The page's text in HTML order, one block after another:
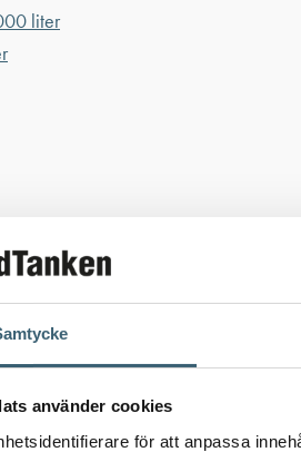
använder cookies
för att anpassa
liter